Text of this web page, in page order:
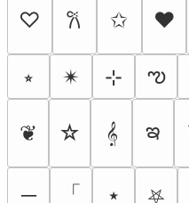
♡ 𐙚 ✩ ♥
⭒ ✴︎ ⊹ ఌ
❦ ☆ 𝄞 ఇ
─ 「 ⭑ ⛧